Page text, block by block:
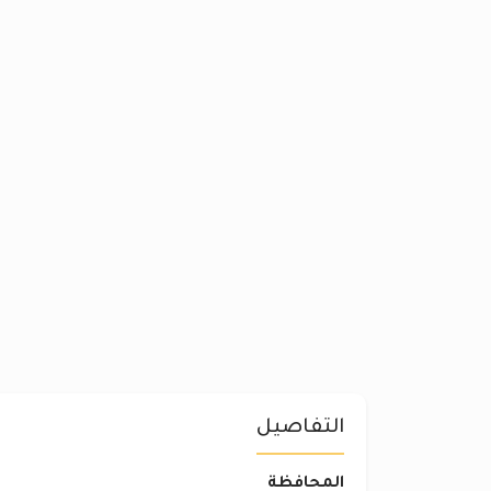
التفاصيل
المحافظة